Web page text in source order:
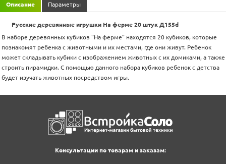
Описание Параметры
Русские деревянные игрушки На ферме 20 штук Д155d
В наборе деревянных кубиков "На ферме" находятся 20 кубиков, которые
познакомят ребенка с животными и их местами, где они живут. Ребенок
может складывать кубики с изображением животных с их домиками, а также
строить пирамидки. С помощью данного набора кубиков ребенок с детства
будет изучать животных посредством игры.
Консультации по товарам и заказам: